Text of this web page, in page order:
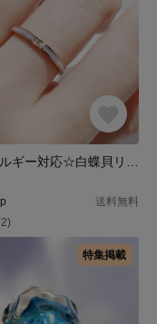
送料無料
特集掲載